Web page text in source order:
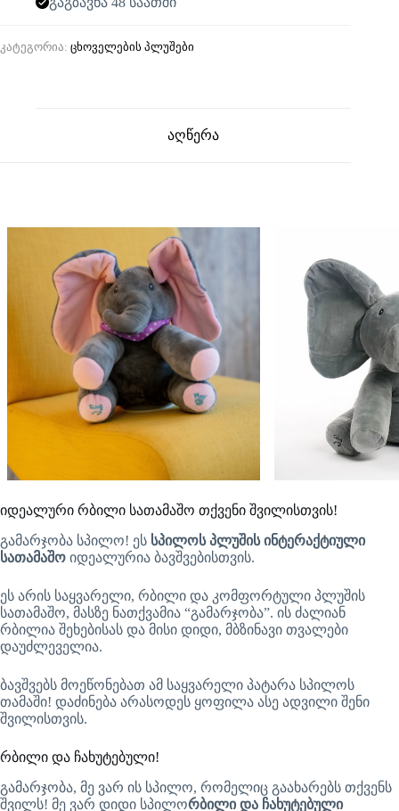
კატეგორია: ცხოველების პლუშები
აღწერა
იდეალური რბილი სათამაშო თქვენი შვილისთვის!
გამარჯობა სპილო! ეს სპილოს პლუშის ინტერაქტიული
სათამაშო იდეალურია ბავშვებისთვის.
ეს არის საყვარელი, რბილი და კომფორტული პლუშის
სათამაშო, მასზე ნათქვამია “გამარჯობა”. ის ძალიან
რბილია შეხებისას და მისი დიდი, მბზინავი თვალები
დაუძლეველია.
ბავშვებს მოეწონებათ ამ საყვარელი პატარა სპილოს
თამაში! დაძინება არასოდეს ყოფილა ასე ადვილი შენი
შვილისთვის.
რბილი და ჩახუტებული!
გამარჯობა, მე ვარ ის სპილო, რომელიც გაახარებს თქვენს
შვილს! მე ვარ დიდი სპილორბილი და ჩახუტებული